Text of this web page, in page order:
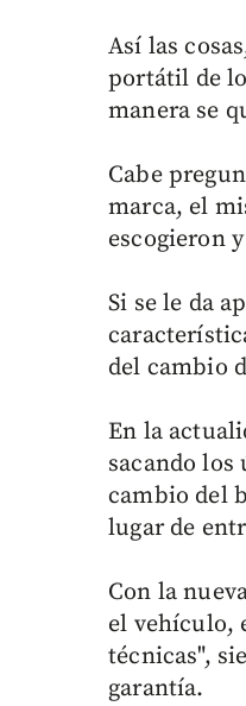
Así las
portátil de
manera se
Cabe
marca, el
escogieron
Si se le da
del cambio
En la
sacando
cambio del
lugar de
Con la
el vehículo,
técnicas",
garantía.